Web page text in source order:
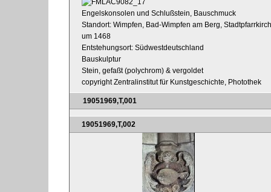
Engelskonsolen und Schlußstein, Bauschmuck
Standort: Wimpfen, Bad-Wimpfen am Berg,
um 1468
Entstehungsort: Südwestdeutschland
Bauskulptur
Stein, gefaßt (polychrom) & vergoldet
copyright Zentralinstitut für Kunstgeschichte, Photothek
19051969,T,001
19051969,T,002